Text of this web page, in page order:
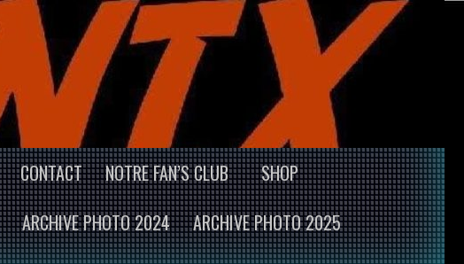
CONTACT NOTRE FAN’S CLUB
SHOP
ARCHIVE PHOTO 2024
ARCHIVE PHOTO 2025